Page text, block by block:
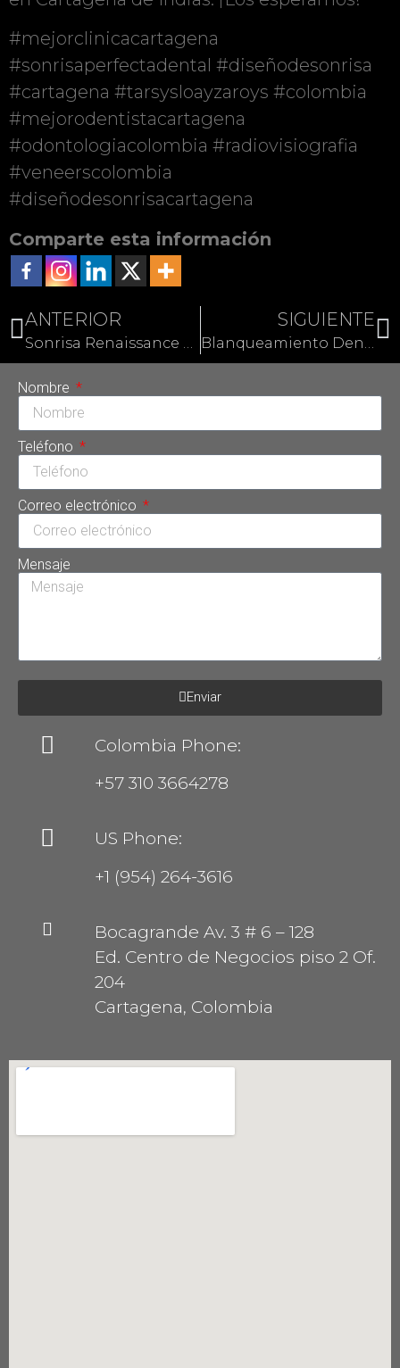
#mejorclinicacartagena
#sonrisaperfectadental #diseñodesonrisa
#cartagena #tarsysloayzaroys #colombia
#mejorodentistacartagena
#odontologiacolombia #radiovisiografia
#veneerscolombia
#diseñodesonrisacartagena
Comparte esta información
ANTERIOR SIGUIENTE
Nombre
Teléfono
Correo electrónico
Mensaje
Enviar
Colombia Phone:
+57 310 3664278
US Phone:
+1 (954) 264-3616
Bocagrande Av. 3 # 6 – 128
Ed. Centro de Negocios piso 2 Of.
204
Cartagena, Colombia